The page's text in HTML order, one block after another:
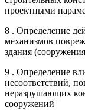
проектными
8 . Определение
механизмов
здания
9 . Определение
несоответствий,
неразрушающих
сооружений